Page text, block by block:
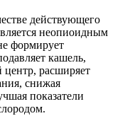
действующего
неопиоидным
формирует
кашель,
расширяет
снижая
показатели